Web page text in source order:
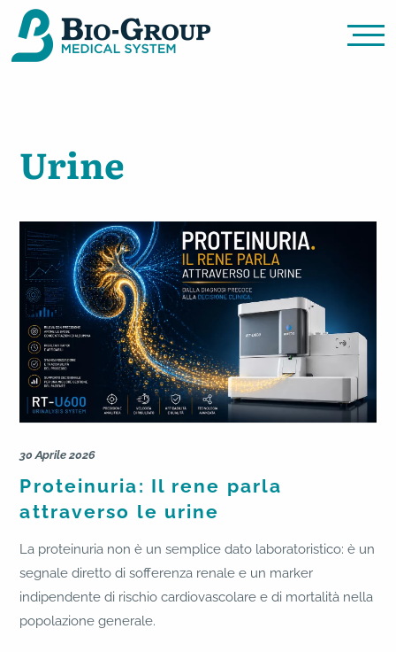
Urine
30 Aprile 2026
Proteinuria: Il rene parla
attraverso le urine
La proteinuria non è un semplice dato laboratoristico: è un
segnale diretto di sofferenza renale e un marker
indipendente di rischio cardiovascolare e di mortalità nella
popolazione generale.